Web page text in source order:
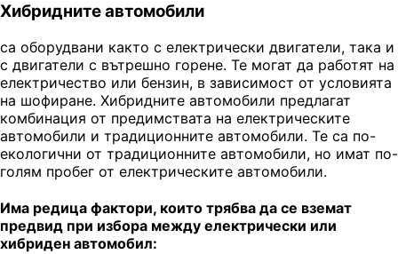
Хибридните автомобили
са оборудвани както с електрически двигатели, така и
с двигатели с вътрешно горене. Те могат да работят на
електричество или бензин, в зависимост от условията
на шофиране. Хибридните автомобили предлагат
комбинация от предимствата на електрическите
автомобили и традиционните автомобили. Те са по-
екологични от традиционните автомобили, но имат по-
голям пробег от електрическите автомобили.
Има редица фактори, които трябва да се вземат
предвид при избора между електрически или
хибриден автомобил: